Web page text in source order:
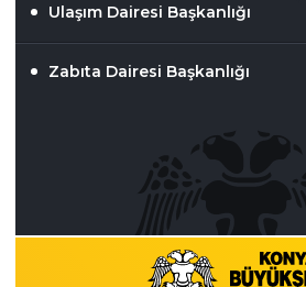
Ulaşım Dairesi Başkanlığı
Zabıta Dairesi Başkanlığı